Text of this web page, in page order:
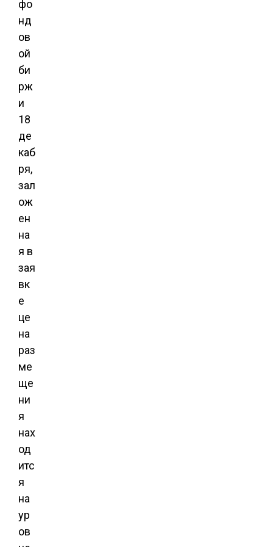
фо
нд
ов
ой
би
рж
и
18
де
каб
ря,
зал
ож
ен
на
я в
зая
вк
е
це
на
раз
ме
ще
ни
я
нах
од
итс
я
на
ур
ов